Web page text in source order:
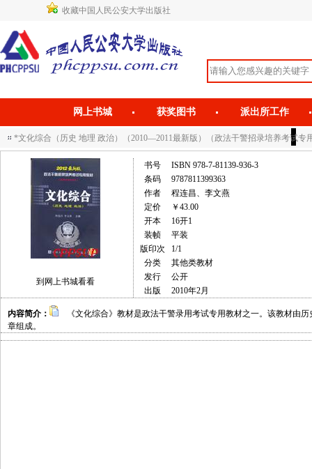
收藏中国人民公安大学出版社
网上书城 获奖图书 派出所工作
*文化综合（历史 地理 政治）（2010—2011最新版）（政法干警招录培养考试专
到网上书城看看
书号
ISBN 978-7-81139-936-3
条码
9787811399363
作者
程连昌、李文燕
定价
￥43.00
开本
16开1
装帧
平装
版印次
1/1
分类
其他类教材
发行
公开
出版
2010年2月
内容简介：
《文化综合》教材是政法干警录用考试专用教材之一。该教材由
章组成。